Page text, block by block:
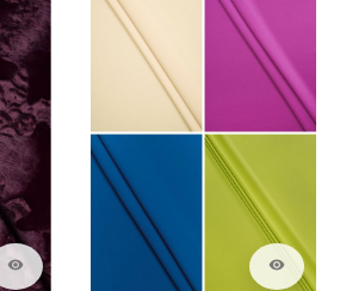
visibility visibility